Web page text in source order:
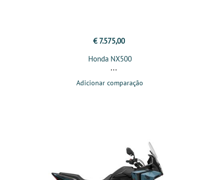
€ 7.575,00
Honda NX500
Adicionar comparação